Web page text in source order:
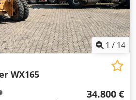
1 / 14
WX165
34.800 €